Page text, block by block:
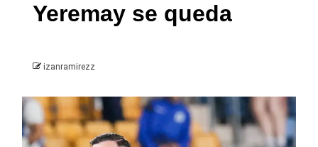
Yeremay se queda
izanramirezz